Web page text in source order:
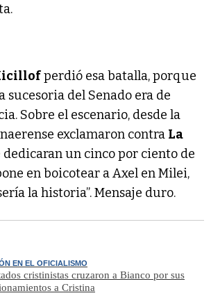
perdió esa batalla, porque
sucesoria del Senado era de
Sobre el escenario, desde la
exclamaron contra La
dedicaran un cinco por ciento de
en boicotear a Axel en Milei,
la historia”. Mensaje duro.
EN EL OFICIALISMO
cristinistas cruzaron a Bianco por sus
a Cristina